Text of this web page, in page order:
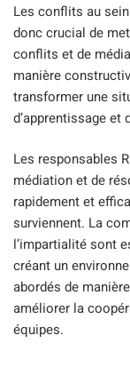
Les conflits au
donc crucial de
conflits et de
manière
transformer une
d’apprentissage et
Les responsables
médiation et de
rapidement et
surviennent. La
l’impartialité sont
créant un
abordés de
améliorer la
équipes.